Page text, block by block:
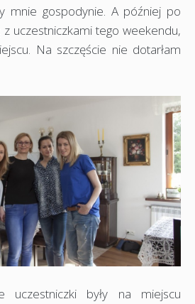
mnie gospodynie. A później po
z uczestniczkami tego weekendu,
Na szczęście nie dotarłam
uczestniczki były na miejscu